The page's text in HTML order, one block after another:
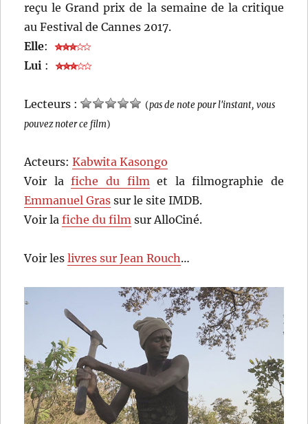
reçu le Grand prix de la semaine de la critique
au Festival de Cannes 2017.
Elle:
Lui :
Lecteurs : (pas de note pour l'instant, vous
pouvez noter ce film)
Acteurs:Kabwita Kasongo
Voir lafiche du film et la filmographie de
Emmanuel Gras sur le site IMDB.
Voir lafiche du film sur AlloCiné.
Voir leslivres sur Jean Rouch…